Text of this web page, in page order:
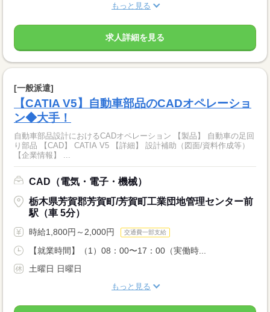
もっと見る
求人詳細を見る
[一般派遣]
【CATIA V5】自動車部品のCADオペレーショ
ン◆大手！
自動車部品設計におけるCADオペレーション 【製品】 自動車の足回
り部品 【CAD】 CATIA V5 【詳細】 設計補助（図面/資料作成等）
【企業情報】 ...
CAD（電気・電子・機械）
栃木県芳賀郡芳賀町/芳賀町工業団地管理センター前
駅（車 5分）
時給1,800円～2,000円 交通費一部支給
【就業時間】（1）08：00〜17：00（実働時...
土曜日 日曜日
もっと見る